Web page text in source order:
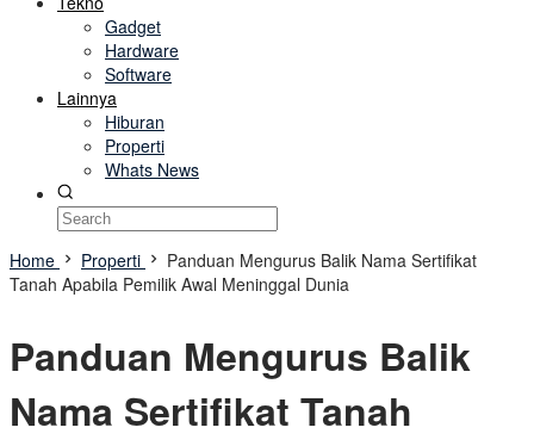
Gadget
Hardware
Software
Lainnya
Hiburan
Properti
Whats News
Home Properti
Panduan Mengurus Balik Nama Sertifikat
Tanah Apabila Pemilik Awal Meninggal Dunia
Panduan Mengurus Balik
Nama Sertifikat Tanah